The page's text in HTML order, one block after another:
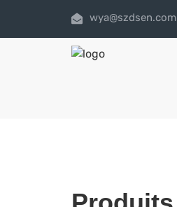
wya@szdsen.com